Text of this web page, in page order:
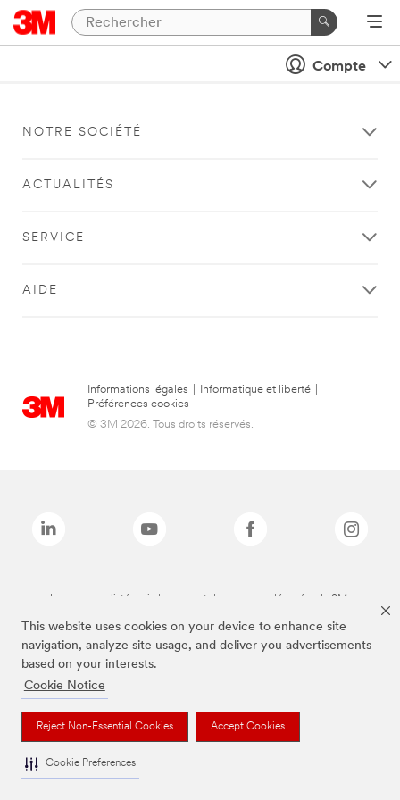
This website uses cookies on your device to enhance site
navigation, analyze site usage, and deliver you advertisements
based on your interests.
Cookie Notice
Reject Non-Essential Cookies Accept Cookies
Cookie Preferences
Compte
NOTRE SOCIÉTÉ
ACTUALITÉS
SERVICE
AIDE
Informations légales Informatique et liberté
Préférences cookies
© 3M 2026. Tous droits réservés.
Les marques listées ci-dessus sont des marques déposées de 3M.